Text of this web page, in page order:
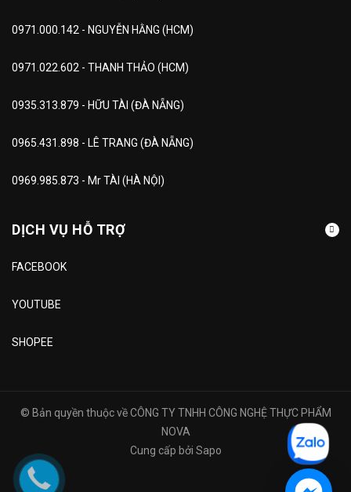
0971.000.142 - NGUYỄN HẰNG (HCM)
0971.022.602 - THANH THẢO (HCM)
0935.313.879 - HỮU TÀI (ĐÀ NẴNG)
0965.431.898 - LÊ TRANG (ĐÀ NẴNG)
0969.985.873 - Mr TÀI (HÀ NỘI)
DỊCH VỤ HỖ TRỢ
FACEBOOK
YOUTUBE
SHOPEE
© Bản quyền thuộc vềCÔNG TY TNHH CÔNG NGHỆ THỰC PHẨM
NOVA
Cung cấp bởi Sapo